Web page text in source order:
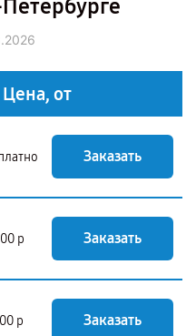
Цена, от
Заказать
р Заказать
р Заказать